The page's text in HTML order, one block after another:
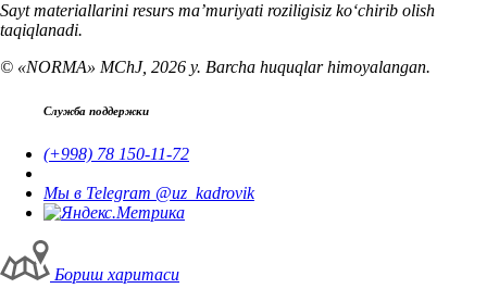
Sayt materiallarini resurs ma’muriyati roziligisiz koʻchirib olish
taqiqlanadi.
© «NORMA» MChJ, 2026 y. Barcha huquqlar himoyalangan.
Служба поддержки
(+998) 78 150-11-72
Мы в Telegram @uz_kadrovik
Бориш харитаси